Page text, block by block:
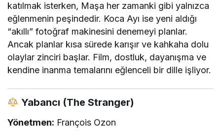
katılmak isterken, Maşa her zamanki gibi yalnızca
eğlenmenin peşindedir. Koca Ayı ise yeni aldığı
“akıllı” fotoğraf makinesini denemeyi planlar.
Ancak planlar kısa sürede karışır ve kahkaha dolu
olaylar zinciri başlar. Film, dostluk, dayanışma ve
kendine inanma temalarını eğlenceli bir dille işliyor.
Yabancı (The Stranger)
Yönetmen: François Ozon